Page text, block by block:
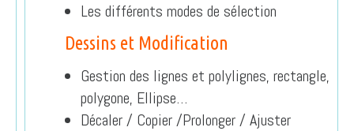
Les différents modes de sélection
Dessins et Modification
Gestion des lignes et polylignes, rectangle,
polygone, Ellipse…
Décaler / Copier /Prolonger / Ajuster